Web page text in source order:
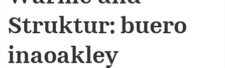
Struktur: buero
inaoakley